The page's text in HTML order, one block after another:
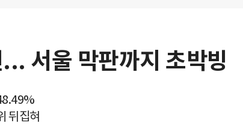
서울 막판까지 초박빙
뒤집혀